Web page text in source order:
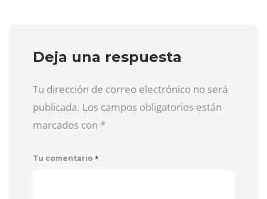
Deja una respuesta
Tu dirección de correo electrónico no será
publicada. Los campos obligatorios están
marcados con *
Tu comentario *